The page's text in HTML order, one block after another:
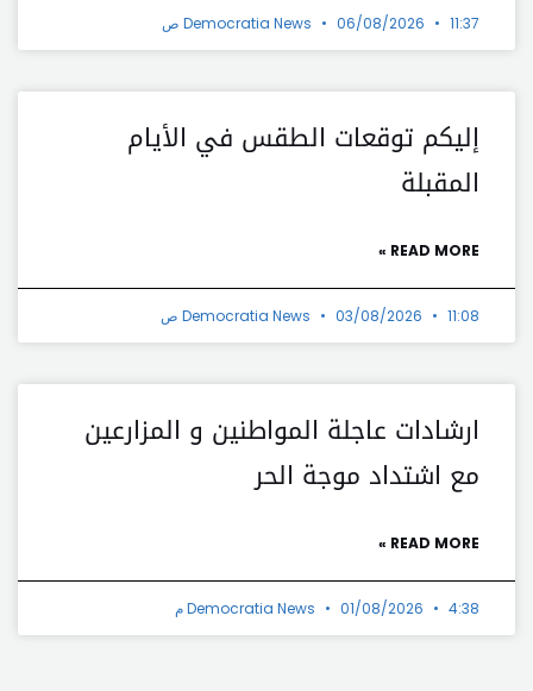
Democratia News 06/08/2026 11:37 ص
إليكم توقعات الطقس في الأيام
المقبلة
READ MORE »
Democratia News 03/08/2026 11:08 ص
ارشادات عاجلة المواطنين و المزارعين
مع اشتداد موجة الحر
READ MORE »
Democratia News 01/08/2026 4:38 م